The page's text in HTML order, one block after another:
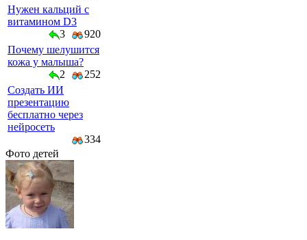
Нужен кальций с
витамином D3
3
920
Почему шелушится
кожа у малыша?
2
252
Создать ИИ
презентацию
бесплатно через
нейросеть
334
Фото детей